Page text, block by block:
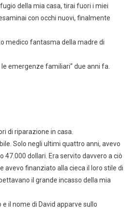
della mia casa, tirai fuori i miei
con occhi nuovi, finalmente
medico fantasma della madre di
emergenze familiari” due anni fa.
di riparazione in casa.
Solo negli ultimi quattro anni, avevo
47.000 dollari. Era servito davvero a ciò
avevo finanziato alla cieca il loro stile di
il grande incasso della mia
il nome di David apparve sullo